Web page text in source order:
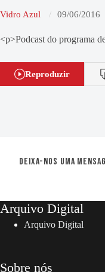
Vidro Azul 09/06/2016
<p>Podcast do programa
Reproduzir
Deixa-nos uma
Arquivo Digital
Arquivo Digital
Sobre nós